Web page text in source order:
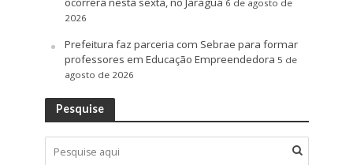
6 de agosto de
2026
Prefeitura faz parceria com Sebrae para formar
professores em Educação Empreendedora 5 de
agosto de 2026
Pesquise